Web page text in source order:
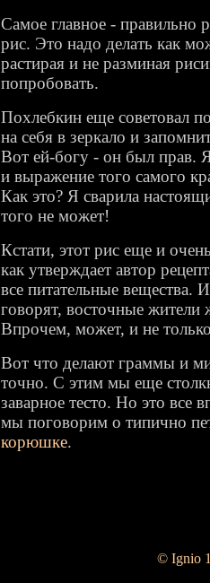
Самое главное - правильно
рис. Это надо делать как
растирая и не разминая
попробовать.
Похлебкин еще советовал
на себя в зеркало и
Вот ей-богу - он был прав.
и выражение того самого
Как это? Я сварила
того не может!
Кстати, этот рис еще и
как утверждает автор
все питательные вещества.
говорят, восточные
Впрочем, может, и не
Вот что делают граммы и
точно. С этим мы еще
заварное тесто. Но это все
мы поговорим о типично
корюшке.
© Ignio